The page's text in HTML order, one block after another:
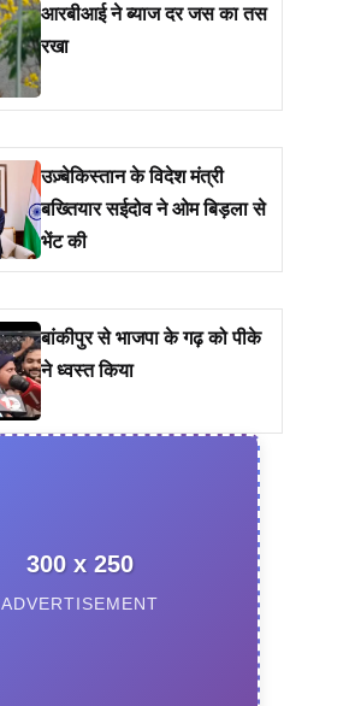
आरबीआई ने ब्याज दर जस का तस
रखा
उज़्बेकिस्तान के विदेश मंत्री
बख्तियार सईदोव ने ओम बिड़ला से
भेंट की
बांकीपुर से भाजपा के गढ़ को पीके
ने ध्वस्त किया
300 x 250
ADVERTISEMENT